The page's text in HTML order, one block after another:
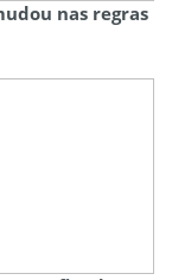
nas regras